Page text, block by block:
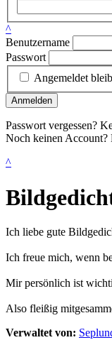
^
Benutzername
Passwort
Angemeldet
Anmelden
Passwort vergessen?
Noch keinen Account?
^
Ich liebe gute
Ich freue mich, wenn
Mir persönlich ist
Also fleißig
Verwaltet von: